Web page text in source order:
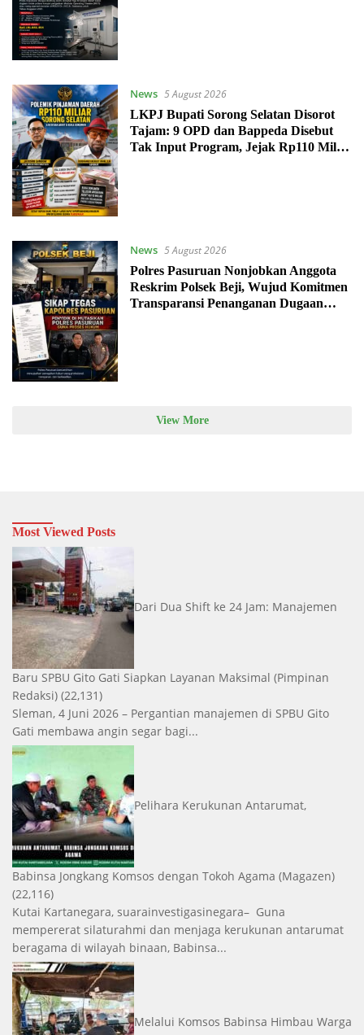
News 5 August 2026
LKPJ Bupati Sorong Selatan Disorot
Tajam: 9 OPD dan Bappeda Disebut
Tak Input Program, Jejak Rp110 Miliar
News 5 August 2026
Polres Pasuruan Nonjobkan Anggota
Reskrim Polsek Beji, Wujud Komitmen
Transparansi Penanganan Dugaan
View More
Most Viewed Posts
Dari Dua Shift ke 24 Jam: Manajemen
Baru SPBU Gito Gati Siapkan Layanan Maksimal (Pimpinan
Redaksi) (22,131)
Sleman, 4 Juni 2026 – Pergantian manajemen di SPBU Gito
Gati membawa angin segar bagi...
Pelihara Kerukunan Antarumat,
Babinsa Jongkang Komsos dengan Tokoh Agama (Magazen)
(22,116)
Kutai Kartanegara, suarainvestigasinegara– Guna
mempererat silaturahmi dan menjaga kerukunan antarumat
beragama di wilayah binaan, Babinsa...
Melalui Komsos Babinsa Himbau Warga